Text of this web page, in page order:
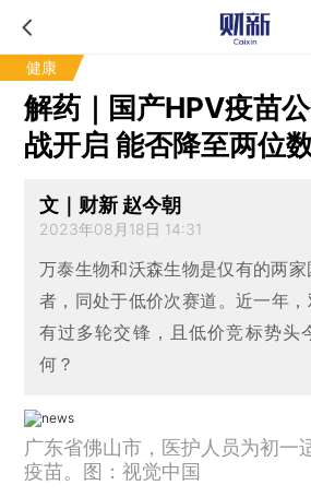
健康
解药｜国产HPV疫苗
战开启 能否降至两位
文｜财新 赵今朝
2023年08月18日 14:31
万泰生物和沃森生物是仅有的两
者，同处于低价次赛道。近一年
有过多轮交锋，且低价竞标势头
何？
广东省佛山市，医护人员为初一
疫苗。图：视觉中国